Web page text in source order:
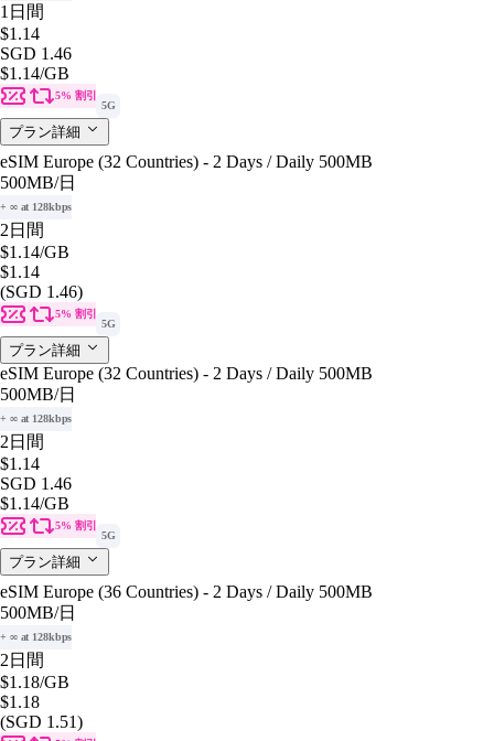
1日間
$1.14
SGD 1.46
$1.14/GB
5% 割引
5G
プラン詳細
eSIM Europe (32 Countries) - 2 Days / Daily 500MB
500MB/日
+ ∞ at 128kbps
2日間
$1.14/GB
$1.14
(SGD 1.46)
5% 割引
5G
プラン詳細
eSIM Europe (32 Countries) - 2 Days / Daily 500MB
500MB/日
+ ∞ at 128kbps
2日間
$1.14
SGD 1.46
$1.14/GB
5% 割引
5G
プラン詳細
eSIM Europe (36 Countries) - 2 Days / Daily 500MB
500MB/日
+ ∞ at 128kbps
2日間
$1.18/GB
$1.18
(SGD 1.51)